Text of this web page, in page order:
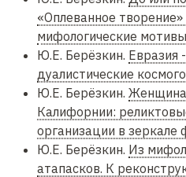
«Оплеванное
мифологические
Ю.Е. Берёзкин. Евразия
дуалистические
Ю.Е. Берёзкин.
Калифорнии:
организации в зеркале
Ю.Е. Берёзкин. Из
атапасков. К